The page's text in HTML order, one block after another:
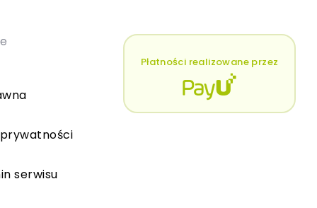
serwisu
Płatności realizowane przez